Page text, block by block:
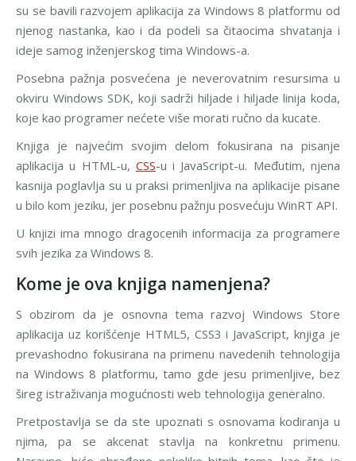
su se bavili razvojem aplikacija za Windows 8 platformu od
njenog nastanka, kao i da podeli sa čitaocima shvatanja i
ideje samog inženjerskog tima Windows-a.
Posebna pažnja posvećena je neverovatnim resursima u
okviru Windows SDK, koji sadrži hiljade i hiljade linija koda,
koje kao programer nećete više morati ručno da kucate.
Knjiga je najvećim svojim delom fokusirana na pisanje
aplikacija u HTML-u, CSS-u i JavaScript-u. Međutim, njena
kasnija poglavlja su u praksi primenljiva na aplikacije pisane
u bilo kom jeziku, jer posebnu pažnju posvećuju WinRT API.
U knjizi ima mnogo dragocenih informacija za programere
svih jezika za Windows 8.
Kome je ova knjiga namenjena?
S obzirom da je osnovna tema razvoj Windows Store
aplikacija uz korišćenje HTML5, CSS3 i JavaScript, knjiga je
prevashodno fokusirana na primenu navedenih tehnologija
na Windows 8 platformu, tamo gde jesu primenljive, bez
šireg istraživanja mogućnosti web tehnologija generalno.
Pretpostavlja se da ste upoznati s osnovama kodiranja u
njima, pa se akcenat stavlja na konkretnu primenu.